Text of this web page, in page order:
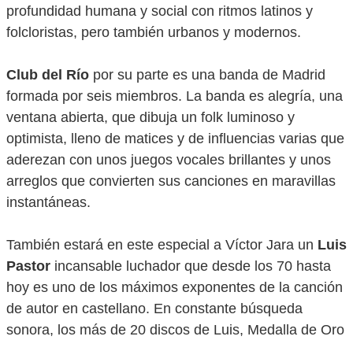
profundidad humana y social con ritmos latinos y
folcloristas, pero también urbanos y modernos.
Club del Río por su parte es una banda de Madrid
formada por seis miembros. La banda es alegría, una
ventana abierta, que dibuja un folk luminoso y
optimista, lleno de matices y de influencias varias que
aderezan con unos juegos vocales brillantes y unos
arreglos que convierten sus canciones en maravillas
instantáneas.
También estará en este especial a Víctor Jara un Luis
Pastor incansable luchador que desde los 70 hasta
hoy es uno de los máximos exponentes de la canción
de autor en castellano. En constante búsqueda
sonora, los más de 20 discos de Luis, Medalla de Oro